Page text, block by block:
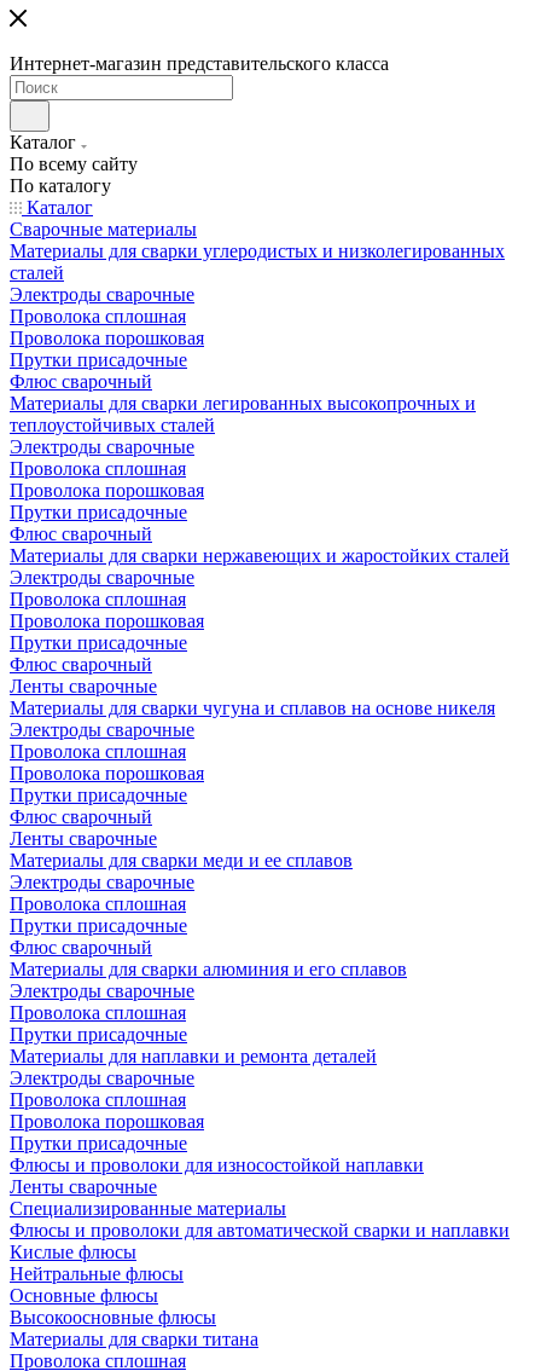
Интернет-магазин представительского класса
Каталог
По всему сайту
По каталогу
Каталог
Сварочные материалы
Материалы для сварки углеродистых и низколегированных
сталей
Электроды сварочные
Проволока сплошная
Проволока порошковая
Прутки присадочные
Флюс сварочный
Материалы для сварки легированных высокопрочных и
теплоустойчивых сталей
Электроды сварочные
Проволока сплошная
Проволока порошковая
Прутки присадочные
Флюс сварочный
Материалы для сварки нержавеющих и жаростойких сталей
Электроды сварочные
Проволока сплошная
Проволока порошковая
Прутки присадочные
Флюс сварочный
Ленты сварочные
Материалы для сварки чугуна и сплавов на основе никеля
Электроды сварочные
Проволока сплошная
Проволока порошковая
Прутки присадочные
Флюс сварочный
Ленты сварочные
Материалы для сварки меди и ее сплавов
Электроды сварочные
Проволока сплошная
Прутки присадочные
Флюс сварочный
Материалы для сварки алюминия и его сплавов
Электроды сварочные
Проволока сплошная
Прутки присадочные
Материалы для наплавки и ремонта деталей
Электроды сварочные
Проволока сплошная
Проволока порошковая
Прутки присадочные
Флюсы и проволоки для износостойкой наплавки
Ленты сварочные
Специализированные материалы
Флюсы и проволоки для автоматической сварки и наплавки
Кислые флюсы
Нейтральные флюсы
Основные флюсы
Высокоосновные флюсы
Материалы для сварки титана
Проволока сплошная